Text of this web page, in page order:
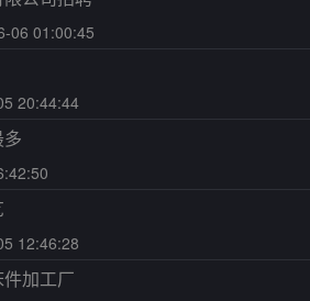
06 01:00:45
20:44:44
12:46:28
加工厂